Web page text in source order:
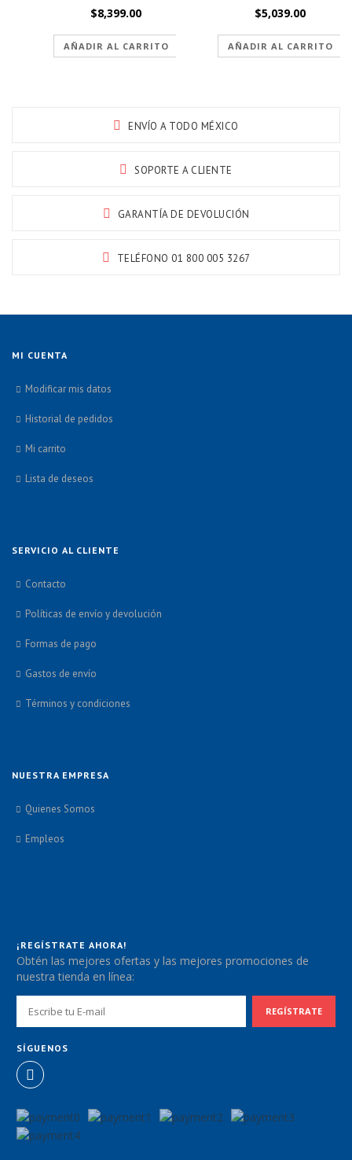
$8,399.00
AÑADIR AL CARRITO
$5,039.00
AÑADIR AL CARRITO
ENVÍO A TODO MÉXICO
SOPORTE A CLIENTE
GARANTÍA DE DEVOLUCIÓN
TELÉFONO 01 800 005 3267
MI CUENTA
Modificar mis datos
Historial de pedidos
Mi carrito
Lista de deseos
SERVICIO AL CLIENTE
Contacto
Políticas de envío y devolución
Formas de pago
Gastos de envío
Términos y condiciones
NUESTRA EMPRESA
Quienes Somos
Empleos
¡REGÍSTRATE AHORA!
Obtén las mejores ofertas y las mejores promociones de
nuestra tienda en línea:
SÍGUENOS